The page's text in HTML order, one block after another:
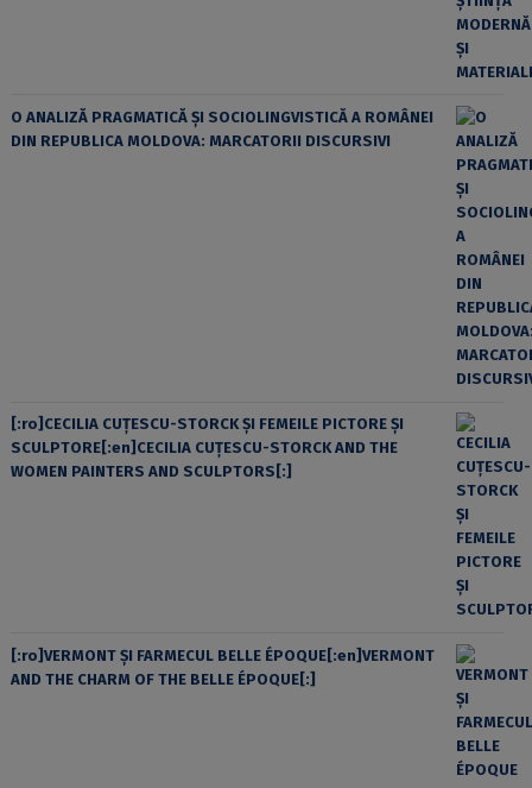
O ANALIZĂ PRAGMATICĂ ȘI SOCIOLINGVISTICĂ A ROMÂNEI
DIN REPUBLICA MOLDOVA: MARCATORII DISCURSIVI
[:ro]CECILIA CUŢESCU-STORCK ŞI FEMEILE PICTORE ŞI
SCULPTORE[:en]CECILIA CUŢESCU-STORCK AND THE
WOMEN PAINTERS AND SCULPTORS[:]
[:ro]VERMONT ȘI FARMECUL BELLE ÉPOQUE[:en]VERMONT
AND THE CHARM OF THE BELLE ÉPOQUE[:]